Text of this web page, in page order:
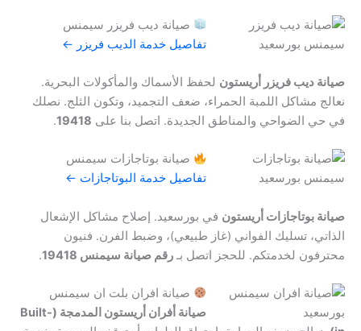
صيانة ديب فريزر سيمنس
تفاصيل خدمة الديب فريزر ←
صيانة ديب فريزر أريستون لحفظ الأسماك والمأكولات البحرية.
نعالج مشاكل اللمبة الحمراء، ضعف التجميد، وتكون الثلج. نصلك
في حي الضواحي والمناطق الجديدة. اتصل بنا على 19418
.
صيانة بوتاجازات سيمنس
تفاصيل خدمة البوتاجازات ←
صيانة بوتاجازات أريستون في بورسعيد. إصلاح مشاكل الإشعال
الذاتي، تسليك الفواني (غاز طبيعي)، وضبط الفرن. فنيون
محترفون لخدمتكم. للحجز اتصل بـ رقم صيانة سيمنس 19418 .
صيانة افران بلت ان سيمنس
صيانة أفران أريستون المدمجة (Built-